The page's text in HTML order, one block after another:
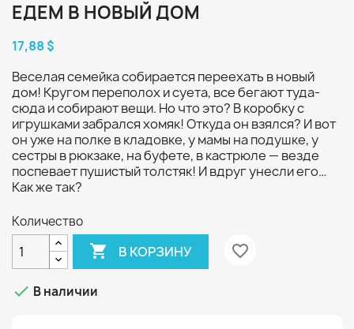
ЕДЕМ В НОВЫЙ ДОМ
17,88 $
Веселая семейка собирается переехать в новый
дом! Кругом переполох и суета, все бегают туда-
сюда и собирают вещи. Но что это? В коробку с
игрушками забрался хомяк! Откуда он взялся? И вот
он уже на полке в кладовке, у мамы на подушке, у
сестры в рюкзаке, на буфете, в кастрюле — везде
поспевает пушистый толстяк! И вдруг унесли его…
Как же так?
Количество
 В КОРЗИНУ favorite_border
 В наличии